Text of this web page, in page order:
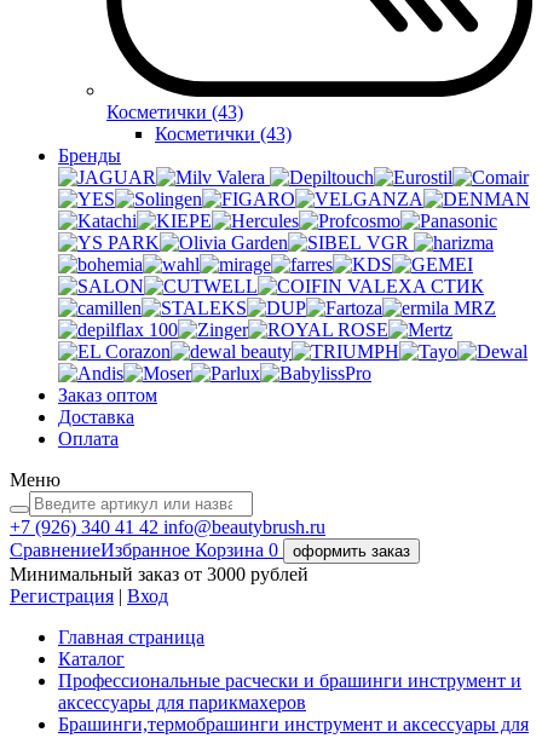
Косметички (43)
Косметички (43)
Бренды
Valera
VGR
VALEXA СТИК
MRZ
Заказ оптом
Доставка
Оплата
Меню
+7 (926) 340 41 42 info@beautybrush.ru
СравнениеИзбранное Корзина 0 оформить заказ
Минимальный заказ от 3000 рублей
Регистрация | Вход
Главная страница
Каталог
Профессиональные расчески и брашинги инструмент и
аксессуары для парикмахеров
Брашинги,термобрашинги инструмент и аксессуары для